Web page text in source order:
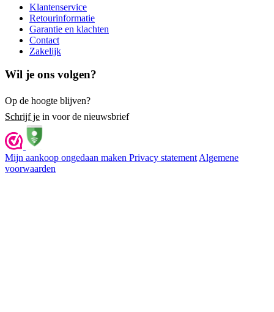
Klantenservice
Retourinformatie
Garantie en klachten
Contact
Zakelijk
Wil je ons volgen?
Op de hoogte blijven?
Schrijf je in voor de nieuwsbrief
Mijn aankoop ongedaan maken Privacy statement Algemene
voorwaarden